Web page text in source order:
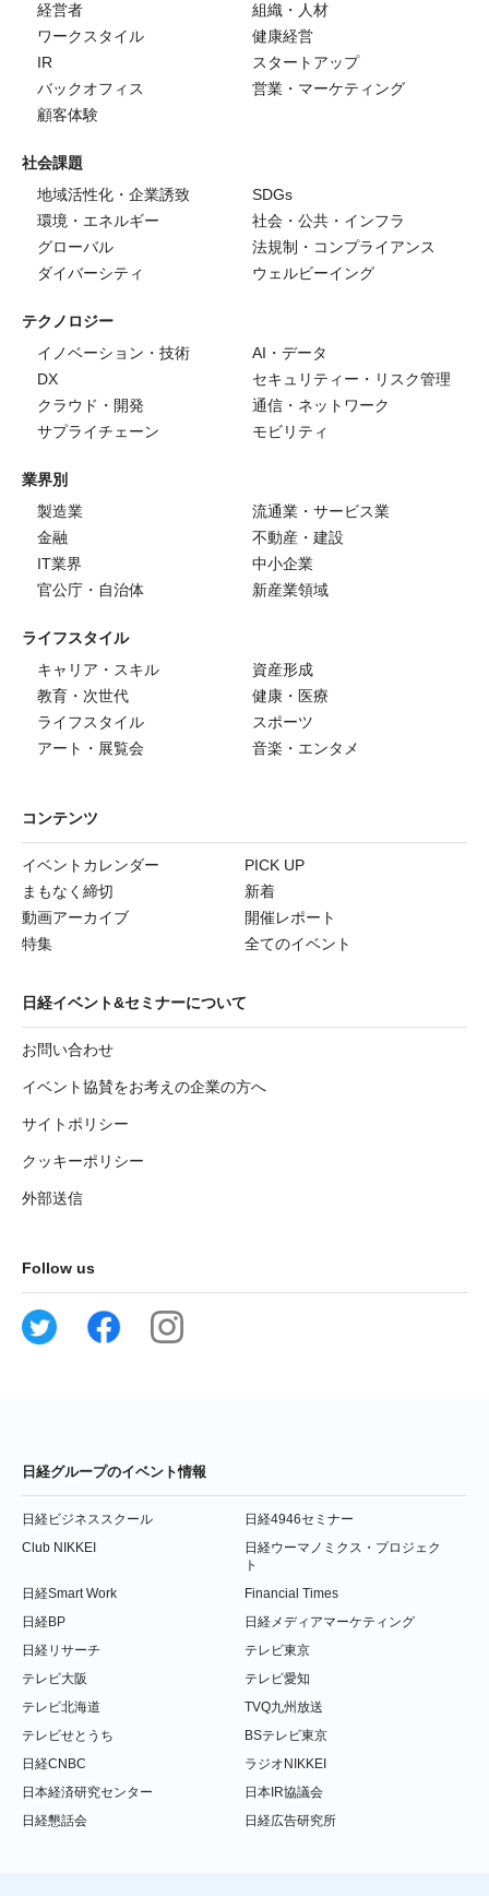
経営者
組織・人材
ワークスタイル
健康経営
IR
スタートアップ
バックオフィス
営業・マーケティング
顧客体験
社会課題
地域活性化・企業誘致
SDGs
環境・エネルギー
社会・公共・インフラ
グローバル
法規制・コンプライアンス
ダイバーシティ
ウェルビーイング
テクノロジー
イノベーション・技術
AI・データ
DX
セキュリティー・リスク管理
クラウド・開発
通信・ネットワーク
サプライチェーン
モビリティ
業界別
製造業
流通業・サービス業
金融
不動産・建設
IT業界
中小企業
官公庁・自治体
新産業領域
ライフスタイル
キャリア・スキル
資産形成
教育・次世代
健康・医療
ライフスタイル
スポーツ
アート・展覧会
音楽・エンタメ
コンテンツ
イベントカレンダー
PICK UP
まもなく締切
新着
動画アーカイブ
開催レポート
特集
全てのイベント
日経イベント&セミナーについて
お問い合わせ
イベント協賛をお考えの企業の方へ
サイトポリシー
クッキーポリシー
外部送信
Follow us
日経グループのイベント情報
日経ビジネススクール
日経4946セミナー
Club NIKKEI
日経ウーマノミクス・プロジェク
ト
日経Smart Work
Financial Times
日経BP
日経メディアマーケティング
日経リサーチ
テレビ東京
テレビ大阪
テレビ愛知
テレビ北海道
TVQ九州放送
テレビせとうち
BSテレビ東京
日経CNBC
ラジオNIKKEI
日本経済研究センター
日本IR協議会
日経懇話会
日経広告研究所